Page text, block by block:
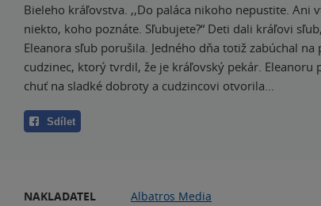
Bieleho kráľovstva. ,,Do paláca nikoho nepustite. Ani
niekto, koho poznáte. Sľubujete?“ Deti dali kráľovi
Eleanora sľub porušila. Jedného dňa totiž zabúchal na
cudzinec, ktorý tvrdil, že je kráľovský pekár. Eleanoru
chuť na sladké dobroty a cudzincovi otvorila...
Sdílet
NAKLADATEL
Albatros Media